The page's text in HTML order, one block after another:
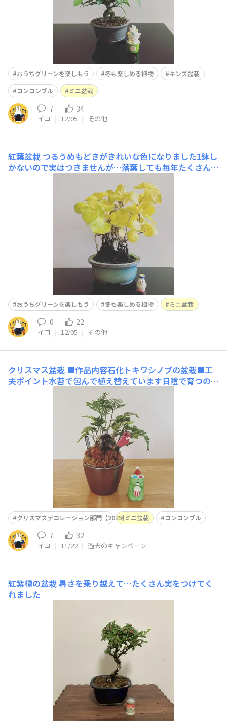
おうちグリーンを楽しもう 冬も楽しめる植物
キンズ盆栽
コンコンブル
ミニ盆栽
7 34
イコ | 12/05 | その他
紅葉盆栽 つるうめもどきがきれいな色になりました1鉢し
かないので実はつきませんが…落葉しても毎年たくさん新
おうちグリーンを楽しもう 冬も楽しめる植物 ミニ盆栽
0 22
イコ | 12/05 | その他
クリスマス盆栽 ■作品内容石化トキワシノブの盆栽■工
夫ポイント水苔で包んで植え替えています日陰で育つので
室内にぴったりです※以下カインズクリスマス部門のみ入
力■使用した商品その後元気です♪
クリスマスデコレーション部門【2025】ミニ盆栽 コンコンブル
7 32
イコ | 11/22 | 過去のキャンペーン
紅紫檀の盆栽暑さを乗り越えて…たくさん実をつけてく
れました